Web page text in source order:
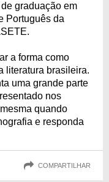
graduação em
Português da
a forma como
literatura brasileira.
uma grande parte
nos
quando
e responda
COMPARTILHAR